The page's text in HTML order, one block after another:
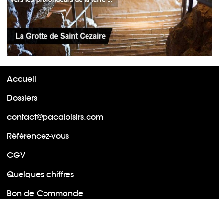
Accueil
Dossiers
contact@pacaloisirs.com
Référencez-vous
CGV
Quelques chiffres
Bon de Commande